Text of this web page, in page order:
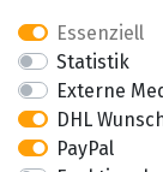
Essenziell
Statistik
Externe
DHL
PayPal